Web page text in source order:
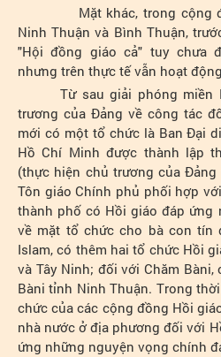
Mặt khác, trong cộng
Ninh Thuận và Bình Thuận,
"Hội đồng giáo cả" tuy chưa
nhưng trên thực tế vẫn hoạt
Từ sau giải phóng miền
trương của Đảng về công tác
mới có một tổ chức là Ban Đại
Hồ Chí Minh được thành lập
(thực hiện chủ trương của
Tôn giáo Chính phủ phối hợp
thành phố có Hồi giáo đáp ứng
về mặt tổ chức cho bà con tín
Islam, có thêm hai tổ chức Hồi
và Tây Ninh; đối với Chăm
Bàni tỉnh Ninh Thuận. Trong
chức của các cộng đồng Hồi
nhà nước ở địa phương đối với
ứng những nguyện vọng chính